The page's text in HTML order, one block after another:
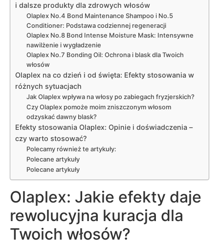
i dalsze produkty dla zdrowych włosów
Olaplex No.4 Bond Maintenance Shampoo i No.5
Conditioner: Podstawa codziennej regeneracji
Olaplex No.8 Bond Intense Moisture Mask: Intensywne
nawilżenie i wygładzenie
Olaplex No.7 Bonding Oil: Ochrona i blask dla Twoich
włosów
Olaplex na co dzień i od święta: Efekty stosowania w
różnych sytuacjach
Jak Olaplex wpływa na włosy po zabiegach fryzjerskich?
Czy Olaplex pomoże moim zniszczonym włosom
odzyskać dawny blask?
Efekty stosowania Olaplex: Opinie i doświadczenia –
czy warto stosować?
Polecamy również te artykuły:
Polecane artykuły
Polecane artykuły
Olaplex: Jakie efekty daje
rewolucyjna kuracja dla
Twoich włosów?